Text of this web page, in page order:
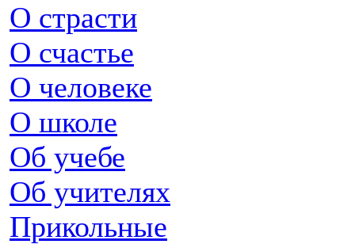
О страсти
О счастье
О человеке
О школе
Об учебе
Об учителях
Прикольные